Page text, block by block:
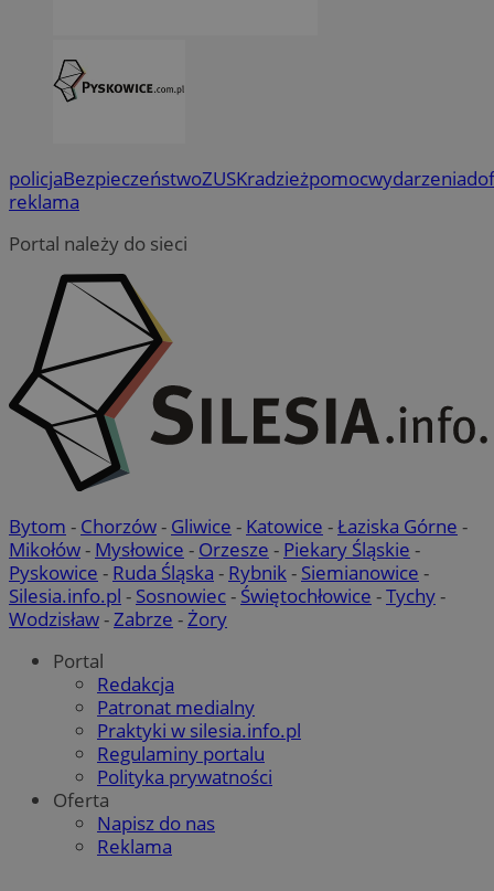
policjaBezpieczeństwoZUSKradzieżpomocwydarzenia
reklama
Portal należy do sieci
Bytom - Chorzów- Gliwice - Katowice -Łaziska Górne -
Mikołów- Mysłowice - Orzesze - Piekary Śląskie -
Pyskowice - Ruda Śląska - Rybnik- Siemianowice -
Silesia.info.pl - Sosnowiec- Świętochłowice -Tychy-
Wodzisław-Zabrze -Żory
Portal
Redakcja
Patronat medialny
Praktyki w silesia.info.pl
Regulaminy portalu
Polityka prywatności
Oferta
Napisz do nas
Reklama